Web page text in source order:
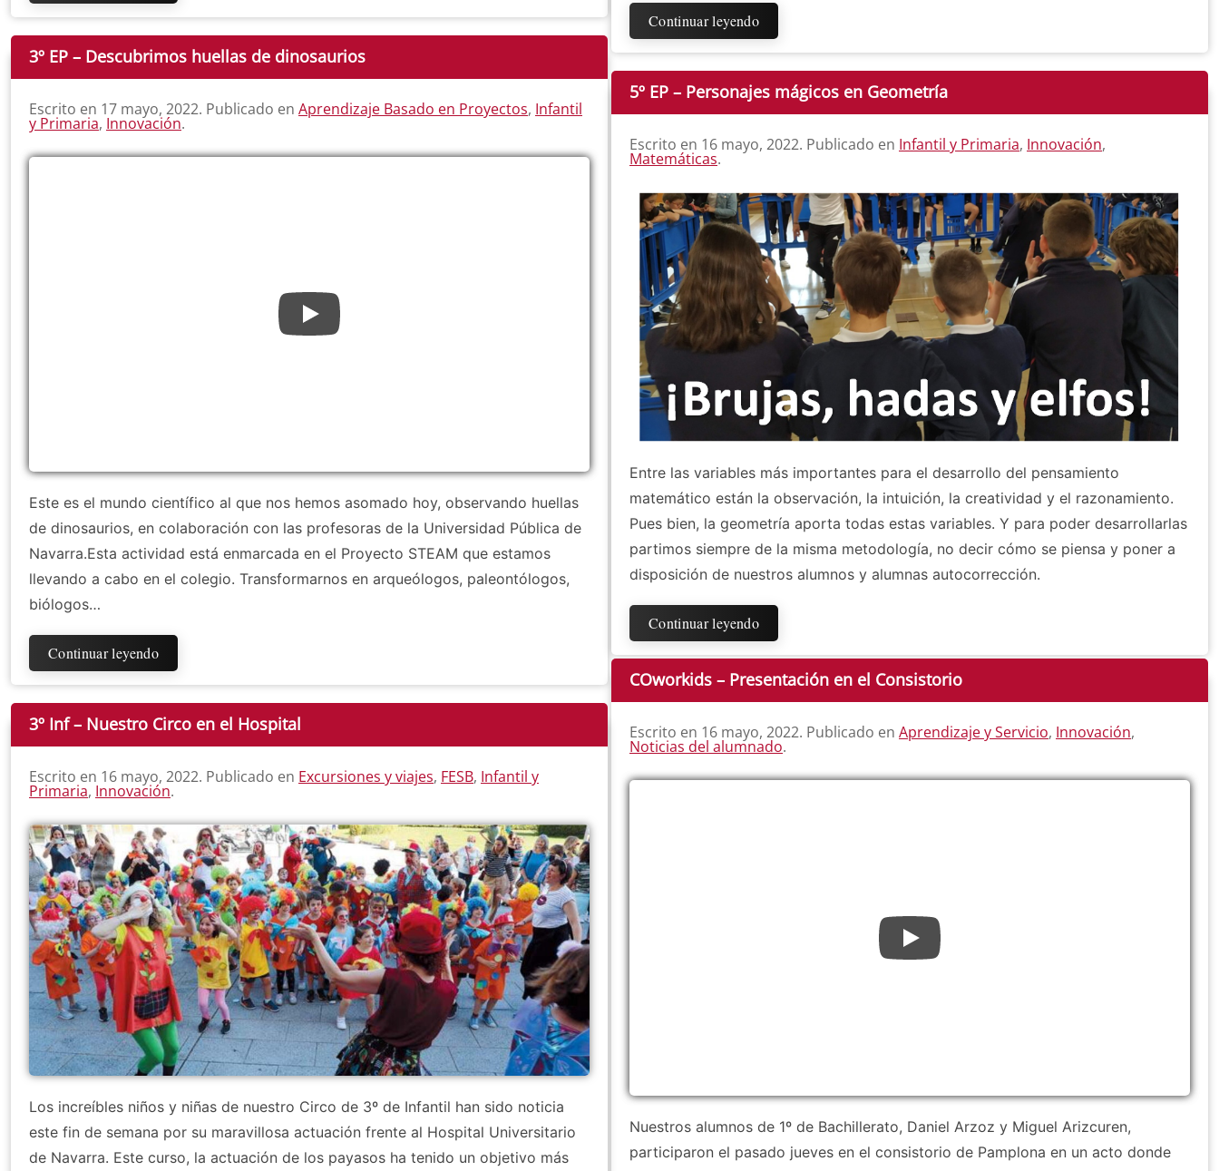
Continuar leyendo
3º EP – Descubrimos huellas de dinosaurios
Escrito en 17 mayo, 2022. Publicado en Aprendizaje Basado en Proyectos, Infantil
y Primaria, Innovación.
Este es el mundo científico al que nos hemos asomado hoy, observando huellas
de dinosaurios, en colaboración con las profesoras de la Universidad Pública de
Navarra.Esta actividad está enmarcada en el Proyecto STEAM que estamos
llevando a cabo en el colegio. Transformarnos en arqueólogos, paleontólogos,
biólogos…
Continuar leyendo
5º EP – Personajes mágicos en Geometría
Escrito en 16 mayo, 2022. Publicado en Infantil y Primaria, Innovación,
Matemáticas.
Entre las variables más importantes para el desarrollo del pensamiento
matemático están la observación, la intuición, la creatividad y el razonamiento.
Pues bien, la geometría aporta todas estas variables. Y para poder desarrollarlas
partimos siempre de la misma metodología, no decir cómo se piensa y poner a
disposición de nuestros alumnos y alumnas autocorrección.
Continuar leyendo
COworkids – Presentación en el Consistorio
Escrito en 16 mayo, 2022. Publicado en Aprendizaje y Servicio, Innovación,
Noticias del alumnado.
Nuestros alumnos de 1º de Bachillerato, Daniel Arzoz y Miguel Arizcuren,
participaron el pasado jueves en el consistorio de Pamplona en un acto donde
3º Inf – Nuestro Circo en el Hospital
Escrito en 16 mayo, 2022. Publicado en Excursiones y viajes, FESB, Infantil y
Primaria, Innovación.
Los increíbles niños y niñas de nuestro Circo de 3º de Infantil han sido noticia
este fin de semana por su maravillosa actuación frente al Hospital Universitario
de Navarra. Este curso, la actuación de los payasos ha tenido un objetivo más